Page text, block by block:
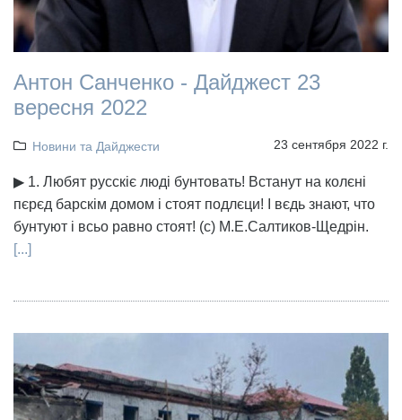
Антон Санченко - Дайджест 23
вересня 2022
Новини та Дайджести 23 сентября 2022 г.
▶ 1. Любят русскіє люді бунтовать! Встанут на колєні
пєрєд барскім домом і стоят подлєци! І вєдь знают, что
бунтуют і всьо равно стоят! (с) М.Е.Салтиков-Щедрін.
[...]